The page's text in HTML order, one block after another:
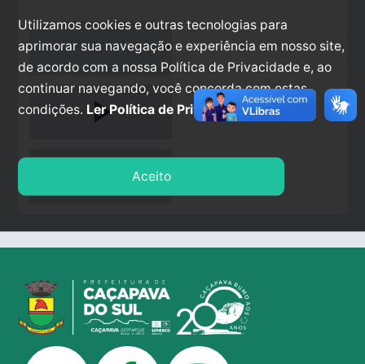
play_arrow
Utilizamos cookies e outras tecnologias para
aprimorar sua navegação e experiência em nosso site,
de acordo com a nossa Política de Privacidade e, ao
continuar navegando, você concorda com estas
condições. Ler Política de Privacidade.
Aceito